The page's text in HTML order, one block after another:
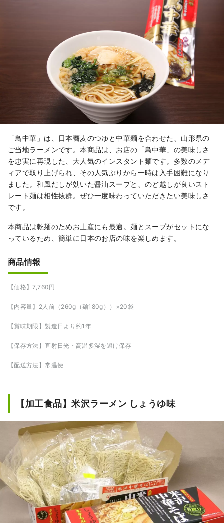
「鳥中華」は、日本蕎麦のつゆと中華麺を合わせた、山形県の
ご当地ラーメンです。本商品は、お店の「鳥中華」の美味しさ
を忠実に再現した、大人気のインスタント麺です。多数のメデ
ィアで取り上げられ、その人気ぶりから一時は入手困難になり
ました。和風だしが効いた醤油スープと、のど越しが良いスト
レート麺は相性抜群。ぜひ一度味わっていただきたい美味しさ
です。
本商品は乾麺のためお土産にも最適。麺とスープがセットにな
っているため、簡単に日本のお店の味を楽しめます。
商品情報
【価格】7,760円
【内容量】2人前（260g（麺180g））×20袋
【賞味期限】製造日より約1年
【保存方法】直射日光・高温多湿を避け保存
【配送方法】常温便
【加工食品】米沢ラーメン しょうゆ味